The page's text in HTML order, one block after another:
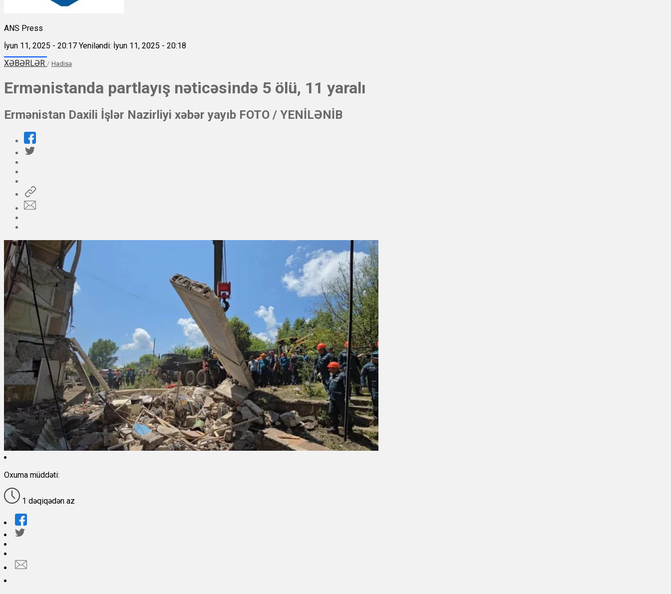
ANS Press
İyun 11, 2025 - 20:17 Yeniləndi: İyun 11, 2025 - 20:18
XƏBƏRLƏR / Hadisə
Ermənistanda partlayış nəticəsində 5 ölü, 11 yaralı
Ermənistan Daxili İşlər Nazirliyi xəbər yayıb FOTO / YENİLƏNİB
Oxuma müddəti:
1 dəqiqədən az